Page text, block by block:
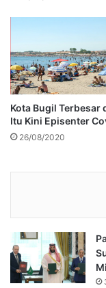
Kota Bugil Terbesar
Itu Kini Episenter
26/08/2020